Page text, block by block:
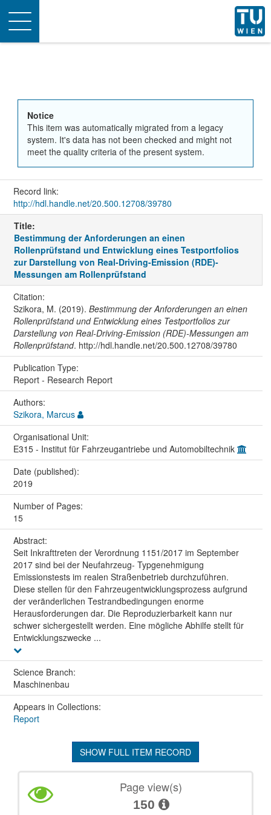
Toggle
navigation
Notice
This item was automatically migrated from a legacy
system. It's data has not been checked and might not
meet the quality criteria of the present system.
Record link:
http://hdl.handle.net/20.500.12708/39780
Title:
Bestimmung der Anforderungen an einen
Rollenprüfstand und Entwicklung eines Testportfolios
zur Darstellung von Real-Driving-Emission (RDE)-
Messungen am Rollenprüfstand
Citation:
Szikora, M. (2019). Bestimmung der Anforderungen an einen
Rollenprüfstand und Entwicklung eines Testportfolios zur
Darstellung von Real-Driving-Emission (RDE)-Messungen am
Rollenprüfstand. http://hdl.handle.net/20.500.12708/39780
Publication Type:
Report - Research Report
Authors:
Szikora, Marcus
Organisational Unit:
E315 - Institut für Fahrzeugantriebe und Automobiltechnik
Date (published):
2019
Number of Pages:
15
Abstract:
Seit Inkrafttreten der Verordnung 1151/2017 im September
2017 sind bei der Neufahrzeug- Typgenehmigung
Emissionstests im realen Straßenbetrieb durchzuführen.
Diese stellen für den Fahrzeugentwicklungsprozess aufgrund
der veränderlichen Testrandbedingungen enorme
Herausforderungen dar. Die Reproduzierbarkeit kann nur
schwer sichergestellt werden. Eine mögliche Abhilfe stellt für
Entwicklungszwecke ...
Science Branch:
Maschinenbau
Appears in Collections:
Report
SHOW FULL ITEM RECORD
Page view(s)
150